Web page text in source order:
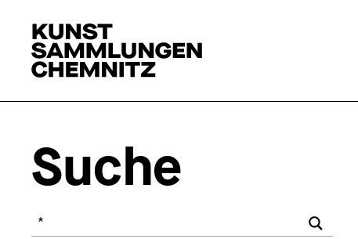
Suche